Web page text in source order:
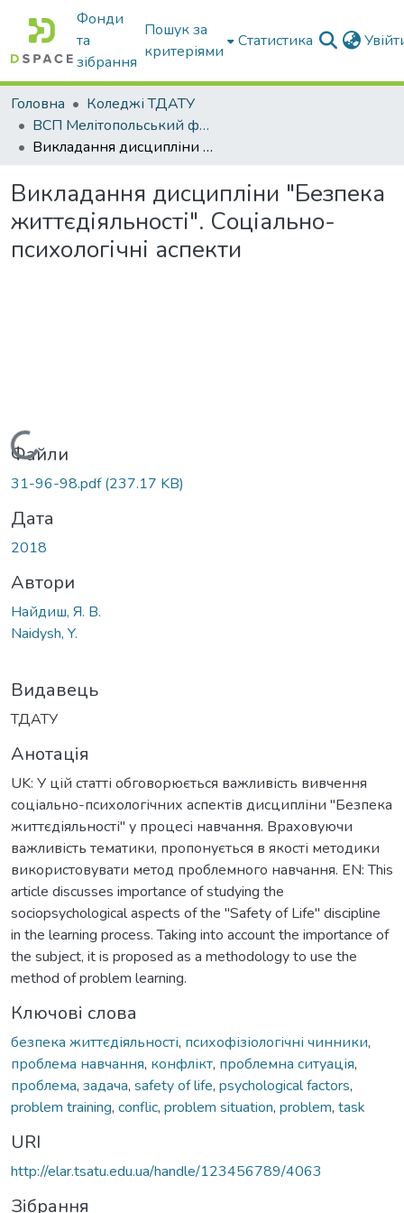
Фонди
та
зібрання
Пошук за
критеріями
Статистика
Головна
Коледжі ТДАТУ
ВСП Мелітопольський фаховий коледж ТДАТУ
Викладання дисципліни "Безпека життєдіяльності". Соціально-психологічні аспекти
Викладання дисципліни "Безпека
життєдіяльності". Соціально-
психологічні аспекти
Вантажиться...
Файли
31-96-98.pdf(237.17 KB)
Дата
2018
Автори
Найдиш, Я. В.
Naidysh, Y.
Видавець
ТДАТУ
Анотація
UK: У цій статті обговорюється важливість вивчення
соціально-психологічних аспектів дисципліни "Безпека
життєдіяльності" у процесі навчання. Враховуючи
важливість тематики, пропонується в якості методики
використовувати метод проблемного навчання. EN: This
article discusses importance of studying the
sociopsychological aspects of the "Safety of Life" discipline
in the learning process. Taking into account the importance of
the subject, it is proposed as a methodology to use the
method of problem learning.
Ключові слова
безпека життєдіяльності, психофізіологічні чинники,
проблема навчання, конфлікт, проблемна ситуація,
проблема, задача, safety of life, psychological factors,
problem training, conflic, problem situation, problem, task
URI
http://elar.tsatu.edu.ua/handle/123456789/4063
Зібрання